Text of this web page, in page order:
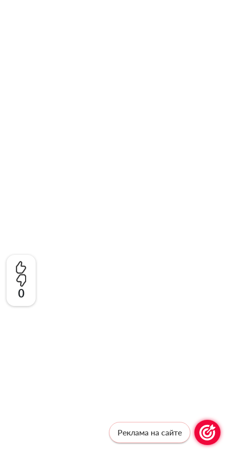
0
Реклама на сайте